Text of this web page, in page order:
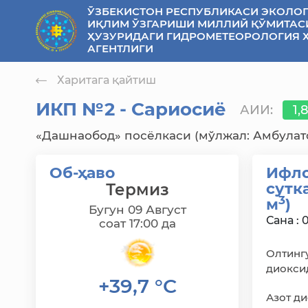
menu
ЎЗБЕКИСТОН РЕСПУБЛИКАСИ
ИҚЛИМ ЎЗГАРИШИ МИЛЛИЙ
ҲУЗУРИДАГИ ГИДРОМЕТЕОРОЛОГИЯ
АГЕНТЛИГИ
Харитага қайтиш
ИКП №2 - Сариосиё АИИ:
«Дашнаобод» посёлкаси (мўлжал:
Об-ҳаво
Термиз
Бугун 09 Август
соат 17:00 да
+39,7 °C
м3)
Сана :
Азот